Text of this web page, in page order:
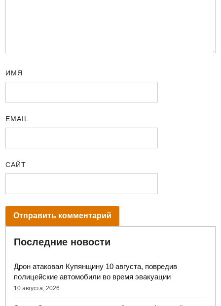
ИМЯ
EMAIL
САЙТ
Последние новости
Дрон атаковал Купянщину 10 августа, повредив
полицейские автомобили во время эвакуации
10 августа, 2026